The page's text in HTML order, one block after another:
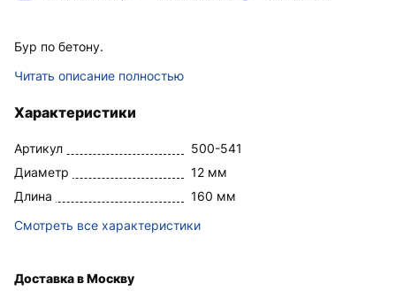
Бур по бетону.
Читать описание полностью
Характеристики
Артикул
500-541
Диаметр
12 мм
Длина
160 мм
Смотреть все характеристики
Доставка в Москву